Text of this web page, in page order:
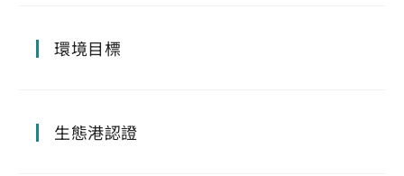
環境目標
生態港認證